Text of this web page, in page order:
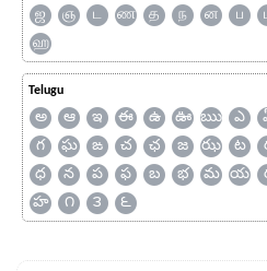
ஜ
ஞ ட ண த ந ன ப
ஹ
Telugu
అ ఆ ఇ ఈ ఉ ఊ ఋ ఎ
గ
ఘ ఙ చ ఛ జ ఝ ట
ధ
న ప ఫ బ భ మ య
హ
౧ ౩ ౬